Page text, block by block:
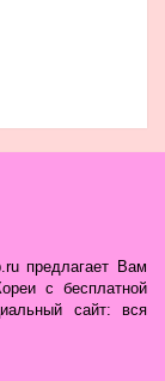
предлагает Вам
с бесплатной
сайт: вся